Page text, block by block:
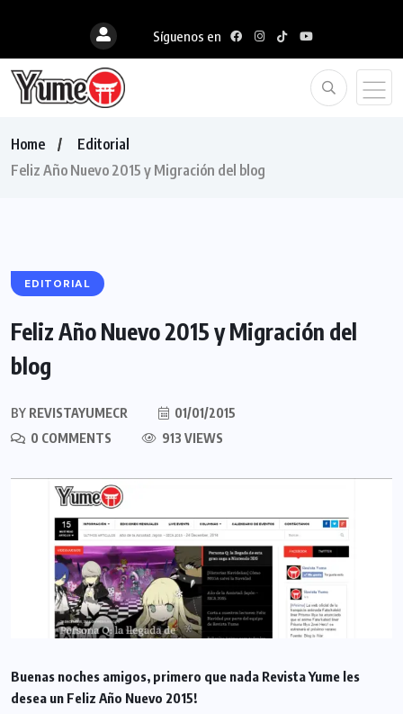
Síguenos en
Home
Editorial
Feliz Año Nuevo 2015 y Migración del blog
EDITORIAL
Feliz Año Nuevo 2015 y Migración del
blog
BY REVISTAYUMECR
01/01/2015
0 COMMENTS
913 VIEWS
Buenas noches amigos, primero que nada Revista Yume les
desea un Feliz Año Nuevo 2015!